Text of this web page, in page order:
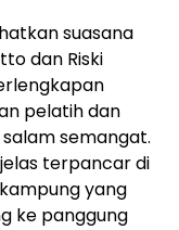
suasana
dan Riski
pelatih dan
semangat.
terpancar di
yang
ke panggung